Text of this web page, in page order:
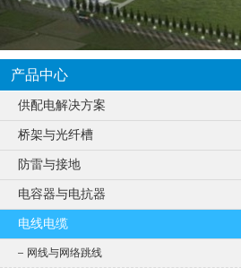
产品中心
供配电解决方案
桥架与光纤槽
防雷与接地
电容器与电抗器
电线电缆
网线与网络跳线